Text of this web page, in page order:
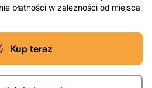
płatności w zależności od miejsca
Kup teraz